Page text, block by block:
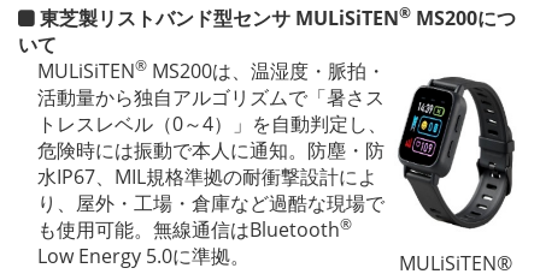
東芝製リストバンド型センサ MULiSiTEN® MS200につ
いて
MULiSiTEN® MS200は、温湿度・脈拍・
活動量から独自アルゴリズムで「暑さス
トレスレベル（0～4）」を自動判定し、
危険時には振動で本人に通知。防塵・防
水IP67、MIL規格準拠の耐衝撃設計によ
り、屋外・工場・倉庫など過酷な現場で
も使用可能。無線通信はBluetooth®
Low Energy 5.0に準拠。
MULiSiTEN®